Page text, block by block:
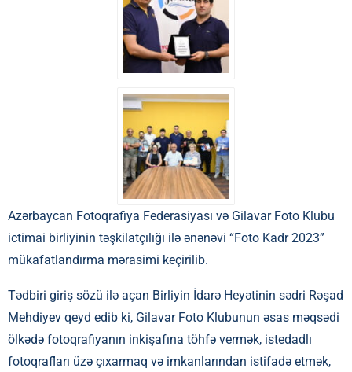
Azərbaycan Fotoqrafiya Federasiyası və Gilavar Foto Klubu
ictimai birliyinin təşkilatçılığı ilə ənənəvi “Foto Kadr 2023”
mükafatlandırma mərasimi keçirilib.
Tədbiri giriş sözü ilə açan Birliyin İdarə Heyətinin sədri Rəşad
Mehdiyev qeyd edib ki, Gilavar Foto Klubunun əsas məqsədi
ölkədə fotoqrafiyanın inkişafına töhfə vermək, istedadlı
fotoqrafları üzə çıxarmaq və imkanlarından istifadə etmək,